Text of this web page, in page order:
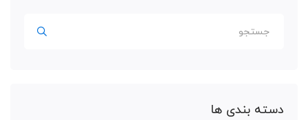
دسته بندی ها